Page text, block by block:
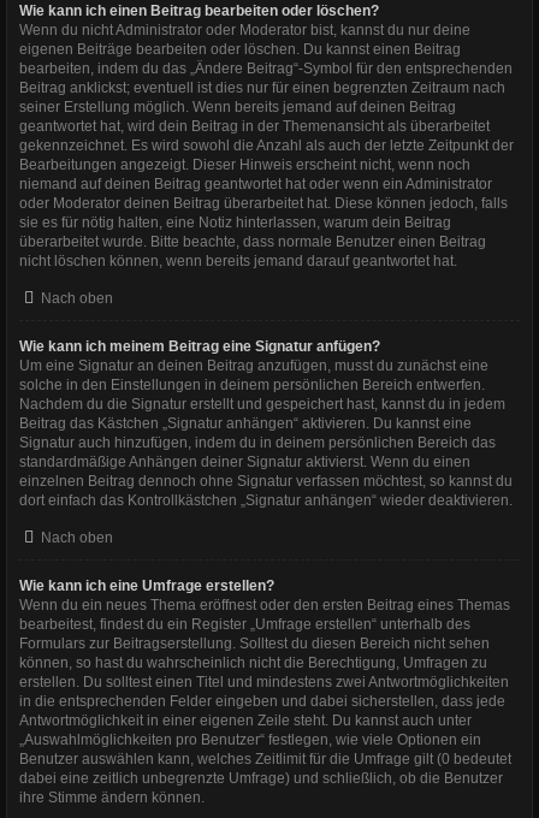
Wie kann ich einen Beitrag bearbeiten oder löschen?
Wenn du nicht Administrator oder Moderator bist, kannst du nur deine
eigenen Beiträge bearbeiten oder löschen. Du kannst einen Beitrag
bearbeiten, indem du das „Ändere Beitrag“-Symbol für den entsprechenden
Beitrag anklickst; eventuell ist dies nur für einen begrenzten Zeitraum nach
seiner Erstellung möglich. Wenn bereits jemand auf deinen Beitrag
geantwortet hat, wird dein Beitrag in der Themenansicht als überarbeitet
gekennzeichnet. Es wird sowohl die Anzahl als auch der letzte Zeitpunkt der
Bearbeitungen angezeigt. Dieser Hinweis erscheint nicht, wenn noch
niemand auf deinen Beitrag geantwortet hat oder wenn ein Administrator
oder Moderator deinen Beitrag überarbeitet hat. Diese können jedoch, falls
sie es für nötig halten, eine Notiz hinterlassen, warum dein Beitrag
überarbeitet wurde. Bitte beachte, dass normale Benutzer einen Beitrag
nicht löschen können, wenn bereits jemand darauf geantwortet hat.
Nach oben
Wie kann ich meinem Beitrag eine Signatur anfügen?
Um eine Signatur an deinen Beitrag anzufügen, musst du zunächst eine
solche in den Einstellungen in deinem persönlichen Bereich entwerfen.
Nachdem du die Signatur erstellt und gespeichert hast, kannst du in jedem
Beitrag das Kästchen „Signatur anhängen“ aktivieren. Du kannst eine
Signatur auch hinzufügen, indem du in deinem persönlichen Bereich das
standardmäßige Anhängen deiner Signatur aktivierst. Wenn du einen
einzelnen Beitrag dennoch ohne Signatur verfassen möchtest, so kannst du
dort einfach das Kontrollkästchen „Signatur anhängen“ wieder deaktivieren.
Nach oben
Wie kann ich eine Umfrage erstellen?
Wenn du ein neues Thema eröffnest oder den ersten Beitrag eines Themas
bearbeitest, findest du ein Register „Umfrage erstellen“ unterhalb des
Formulars zur Beitragserstellung. Solltest du diesen Bereich nicht sehen
können, so hast du wahrscheinlich nicht die Berechtigung, Umfragen zu
erstellen. Du solltest einen Titel und mindestens zwei Antwortmöglichkeiten
in die entsprechenden Felder eingeben und dabei sicherstellen, dass jede
Antwortmöglichkeit in einer eigenen Zeile steht. Du kannst auch unter
„Auswahlmöglichkeiten pro Benutzer“ festlegen, wie viele Optionen ein
Benutzer auswählen kann, welches Zeitlimit für die Umfrage gilt (0 bedeutet
dabei eine zeitlich unbegrenzte Umfrage) und schließlich, ob die Benutzer
ihre Stimme ändern können.